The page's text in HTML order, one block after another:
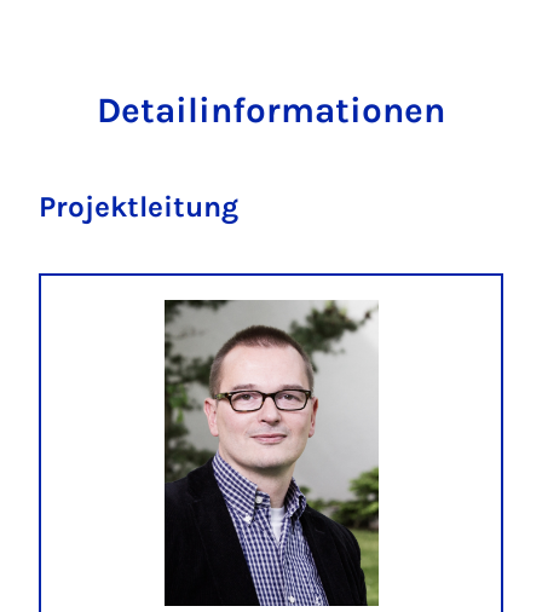
Detailinformationen
Projektleitung